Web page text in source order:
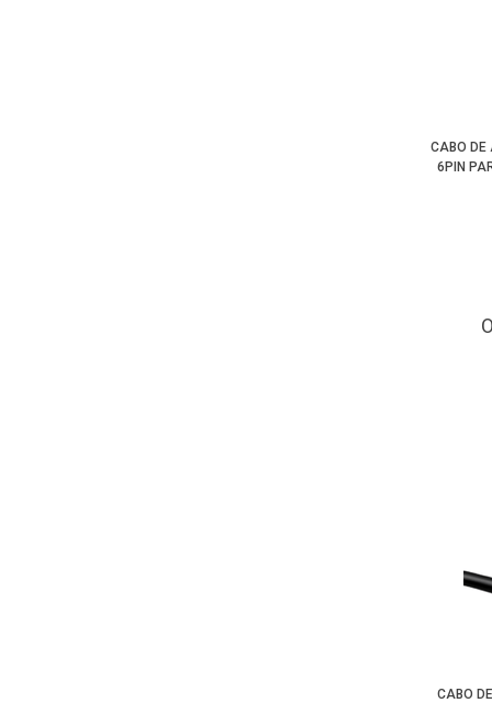
CABO DE
6PIN
CABO